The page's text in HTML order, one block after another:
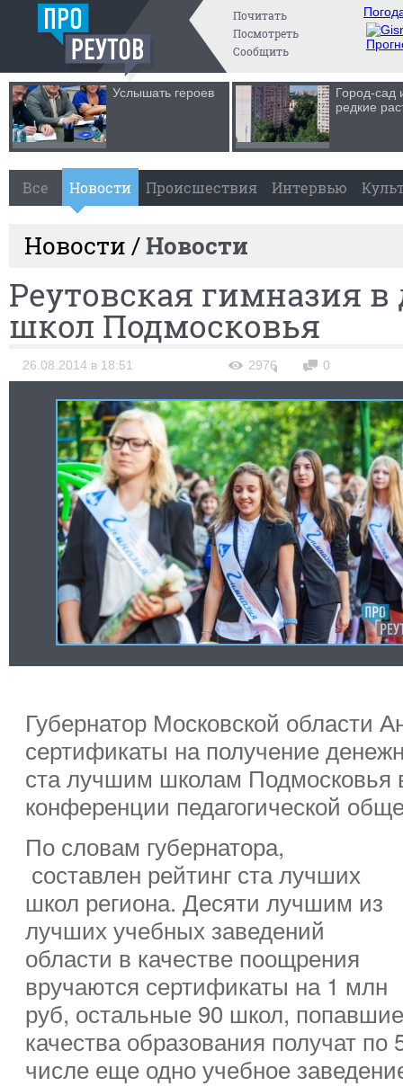
Почитать
Посмотреть
Сообщить
Услышать героев
Город-сад
редкие
Все Новости Происшествия Интервью
Новости /Новости
Реутовская гимназия
школ Подмосковья
26.08.2014 в 18:51 2976 0
Губернатор Московской области
сертификаты на получение
ста лучшим школам Подмосковья
конференции педагогической
По словам губернатора,
составлен рейтинг ста лучших
школ региона. Десяти лучшим из
лучших учебных заведений
области в качестве поощрения
вручаются сертификаты на 1 млн
руб, остальные 90 школ,
качества образования получат
числе еще одно учебное